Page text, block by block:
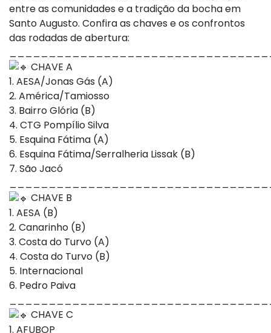
entre as comunidades e a tradição da bocha em
Santo Augusto. Confira as chaves e os confrontos
das rodadas de abertura:
CHAVE A
1. AESA/Jonas Gás (A)
2. América/Tamiosso
3. Bairro Glória (B)
4. CTG Pompílio Silva
5. Esquina Fátima (A)
6. Esquina Fátima/Serralheria Lissak (B)
7. São Jacó
CHAVE B
1. AESA (B)
2. Canarinho (B)
3. Costa do Turvo (A)
4. Costa do Turvo (B)
5. Internacional
6. Pedro Paiva
CHAVE C
1. AFUBOP